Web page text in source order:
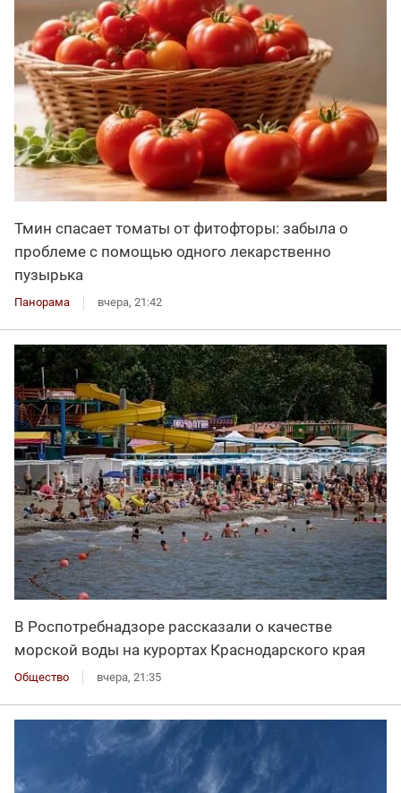
Тмин спасает томаты от фитофторы: забыла о
проблеме с помощью одного лекарственно
пузырька
Панорама вчера, 21:42
В Роспотребнадзоре рассказали о качестве
морской воды на курортах Краснодарского края
Общество вчера, 21:35